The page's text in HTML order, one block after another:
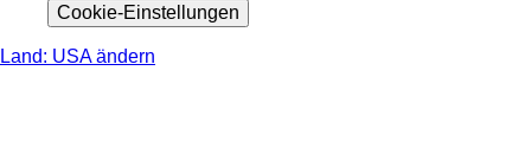
Cookie-Einstellungen
Land: USA ändern